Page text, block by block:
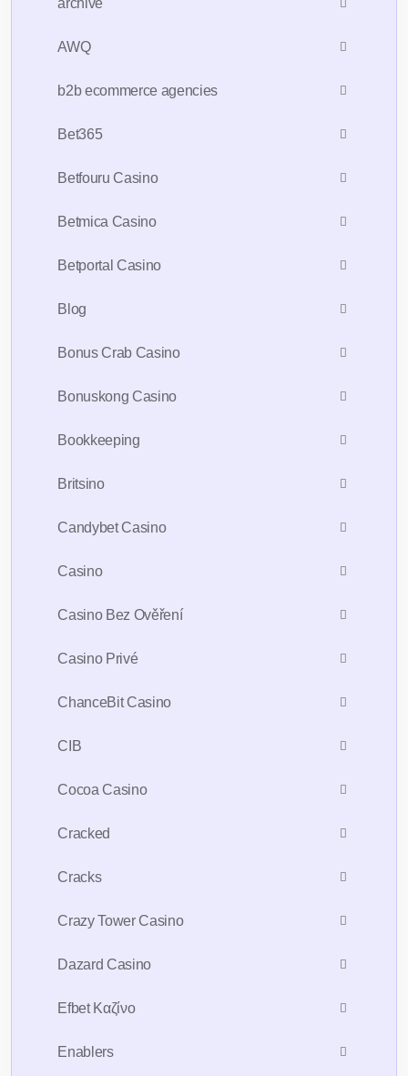
archive
AWQ
b2b ecommerce agencies
Bet365
Betfouru Casino
Betmica Casino
Betportal Casino
Blog
Bonus Crab Casino
Bonuskong Casino
Bookkeeping
Britsino
Candybet Casino
Casino
Casino Bez Ověření
Casino Privé
ChanceBit Casino
CIB
Cocoa Casino
Cracked
Cracks
Crazy Tower Сasino
Dazard Casino
Efbet Καζίνο
Enablers